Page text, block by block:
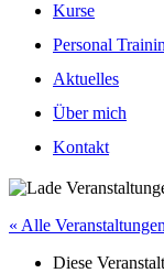
Kurse
Personal
Aktuelles
Über mich
Kontakt
« Alle Veranstaltungen
Diese